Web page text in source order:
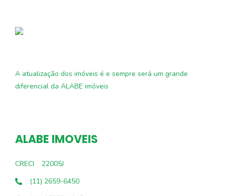
A atualização dos imóveis é e sempre será um grande
diferencial da ALABE imóveis
ALABE IMOVEIS
CRECI
22005J
(11) 2659-6450